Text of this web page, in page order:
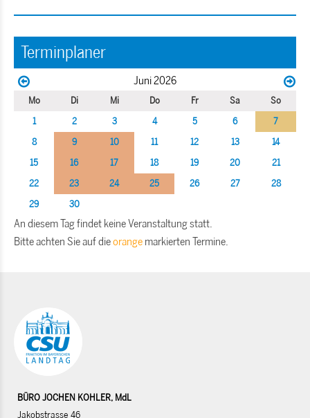
Terminplaner
Juni 2026
Mo Di Mi Do Fr Sa
So
1
2 3 4 5 6
7
8
9 10 11 12 13
14
15
16 17 18 19 20
21
22
23 24 25 26 27
28
29
30
An diesem Tag findet keine Veranstaltung statt.
Bitte achten Sie auf dieorange markierten Termine.
BÜRO JOCHEN KOHLER, MdL
Jakobstrasse 46